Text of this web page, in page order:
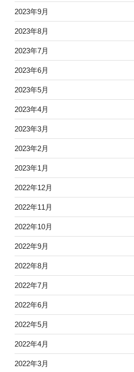
2023年9月
2023年8月
2023年7月
2023年6月
2023年5月
2023年4月
2023年3月
2023年2月
2023年1月
2022年12月
2022年11月
2022年10月
2022年9月
2022年8月
2022年7月
2022年6月
2022年5月
2022年4月
2022年3月